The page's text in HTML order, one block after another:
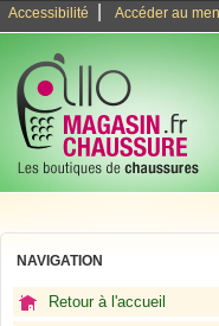
Accessibilité Accéder au
NAVIGATION
Retour à l'accueil